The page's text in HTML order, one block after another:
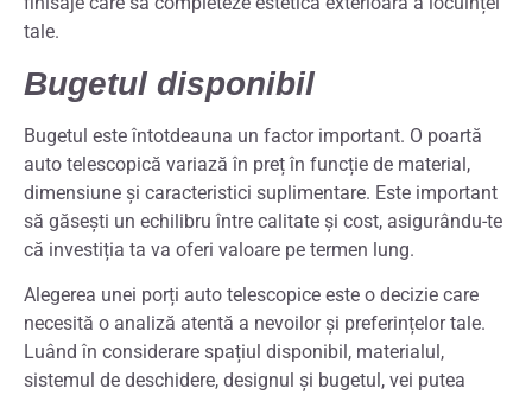
tale.
Bugetul disponibil
Bugetul este întotdeauna un factor important. O poartă
auto telescopică variază în preț în funcție de material,
dimensiune și caracteristici suplimentare. Este important
să găsești un echilibru între calitate și cost, asigurându-te
că investiția ta va oferi valoare pe termen lung.
Alegerea unei porți auto telescopice este o decizie care
necesită o analiză atentă a nevoilor și preferințelor tale.
Luând în considerare spațiul disponibil, materialul,
sistemul de deschidere, designul și bugetul, vei putea